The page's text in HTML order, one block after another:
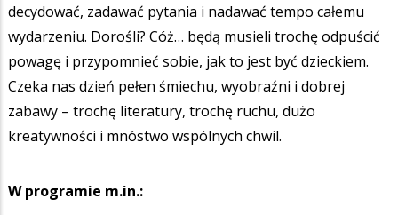
decydować, zadawać pytania i nadawać tempo całemu
wydarzeniu. Dorośli? Cóż… będą musieli trochę odpuścić
powagę i przypomnieć sobie, jak to jest być dzieckiem.
Czeka nas dzień pełen śmiechu, wyobraźni i dobrej
zabawy – trochę literatury, trochę ruchu, dużo
kreatywności i mnóstwo wspólnych chwil.
W programie m.in.: